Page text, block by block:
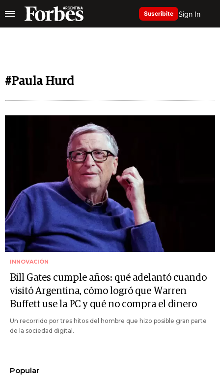
Suscribite Sign In
#Paula Hurd
INNOVACIÓN
Bill Gates cumple años: qué adelantó cuando
visitó Argentina, cómo logró que Warren
Buffett use la PC y qué no compra el dinero
Un recorrido por tres hitos del hombre que hizo posible gran parte
de la sociedad digital.
Popular